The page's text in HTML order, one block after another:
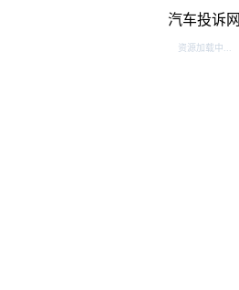
汽车投诉网
资源加载中...